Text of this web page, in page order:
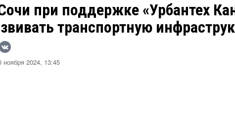
при поддержке «Урбантех
транспортную
ноября 2024, 13:45